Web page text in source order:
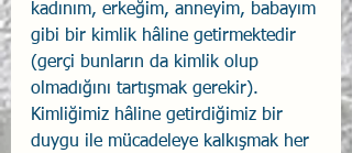
kadınım, erkeğim, anneyim, babayım
gibi bir kimlik hâline getirmektedir
(gerçi bunların da kimlik olup
olmadığını tartışmak gerekir).
Kimliğimiz hâline getirdiğimiz bir
duygu ile mücadeleye kalkışmak her